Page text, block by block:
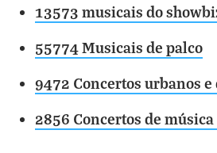
13573 musicais do
55774 Musicais de palco
9472 Concertos urbanos e
2856 Concertos de